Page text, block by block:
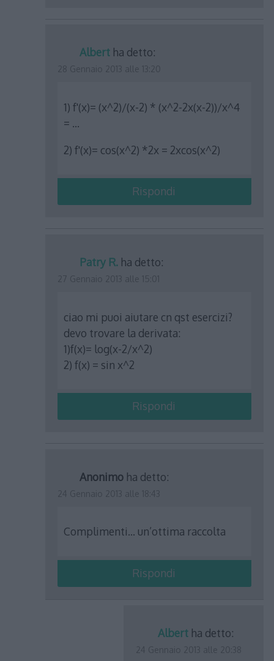
Albert ha detto:
1) f'(x)= (x^2)/(x-2) * (x^2-2x(x-2))/x^4
= …
2) f'(x)= cos(x^2) *2x = 2xcos(x^2)
Rispondi
Patry R. ha detto:
ciao mi puoi aiutare cn qst esercizi?
devo trovare la derivata:
1)f(x)= log(x-2/x^2)
2) f(x) = sin x^2
Rispondi
Anonimo ha detto:
Complimenti… un’ottima raccolta
Rispondi
Albert ha detto: